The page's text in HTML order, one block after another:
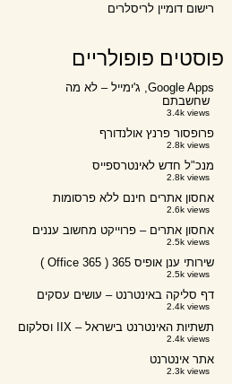
רישום דומיין לריסלרים
פוסטים פופולריים
Google Apps, ג'ימייל – לא מה
שחשבתם
3.4k views
פרופסור פרנץ אולנדורף
2.8k views
מנכ"ל חדש לאינטרספייס
2.8k views
אחסון אתרים חינם ללא פרסומות
2.6k views
אחסון אתרים – פרוייקט מחשוב עננים
2.5k views
שירותי ענן אופיס 365 ( Office 365 )
2.5k views
דף סליקה באינטרנט – עושים עסקים
2.4k views
תשתיות האינטרנט בישראל – IIX וסלקום
2.4k views
אתר אינטרנט
2.3k views